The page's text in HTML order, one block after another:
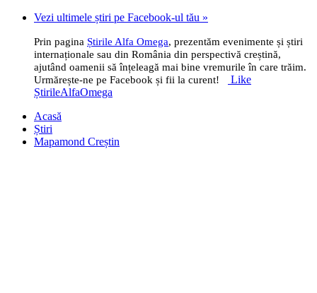
Vezi ultimele știri pe Facebook-ul tău »
Prin pagina Știrile Alfa Omega, prezentăm evenimente și știri
internaționale sau din România din perspectivă creștină,
ajutând oamenii să înțeleagă mai bine vremurile în care trăim.
Urmărește-ne pe Facebook și fii la curent!
Like
ȘtirileAlfaOmega
Acasă
Știri
Mapamond Creștin